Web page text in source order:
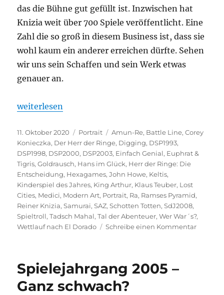
das die Bühne gut gefüllt ist. Inzwischen hat
Knizia weit über 700 Spiele veröffentlicht. Eine
Zahl die so groß in diesem Business ist, dass sie
wohl kaum ein anderer erreichen dürfte. Sehen
wir uns sein Schaffen und sein Werk etwas
genauer an.
„Portrait – Reiner Knizia“
weiterlesen
Veröffentlicht
am
11. Oktober 2020 Kategorien
Portrait Schlagwörter
Amun-Re, Battle Line,Corey
Konieczka, Der Herr der Ringe, Digging, DSP1993,
DSP1998, DSP2000, DSP2003, Einfach Genial, Euphrat &
Tigris,Goldrausch, Hans im Glück, Herr der Ringe: Die
Entscheidung, Hexagames,John Howe, Keltis,
Kinderspiel des Jahres, King Arthur, Klaus Teuber, Lost
Cities, Medici, Modern Art, Portrait, Ra, Ramses Pyramid,
Reiner Knizia,Samurai,SAZ,Schotten Totten,SdJ2008,
Spieltroll,Tadsch Mahal,Tal der Abenteuer,Wer War´s?,
Wettlauf nach El Dorado
Schreibe einen Kommentarzu
Spielejahrgang 2005 –
Ganz schwach?